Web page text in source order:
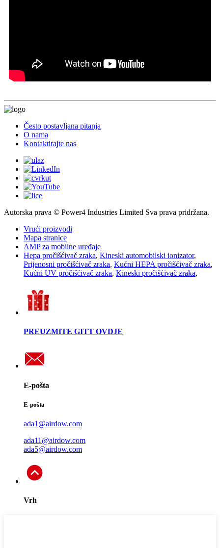
Često postavljana pitanja
O nama
Kontaktirajte nas
Autorska prava © Power4 Industries Limited Sva prava pridržana.
Vrući proizvodi
Mapa stranice
AMP za mobilne uređaje
Hepa pročišćivač zraka, Kineski automobilski ionizator,
Prijenosni pročišćivač zraka, Kućni HEPA pročišćivač zraka,
Kućni UV pročišćivač zraka, Kineski pročišćivač zraka,
PREUZMITE GITT OVDJE
E-pošta
E-pošta
ada1@airdow.com
ada11@airdow.com
ada5@airdow.com
Vrh